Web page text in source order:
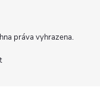
práva vyhrazena.